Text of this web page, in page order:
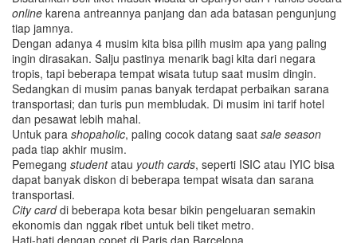
online karena antreannya panjang dan ada batasan pengunjung
tiap jamnya.
Dengan adanya 4 musim kita bisa pilih musim apa yang paling
ingin dirasakan. Salju pastinya menarik bagi kita dari negara
tropis, tapi beberapa tempat wisata tutup saat musim dingin.
Sedangkan di musim panas banyak terdapat perbaikan sarana
transportasi; dan turis pun membludak. Di musim ini tarif hotel
dan pesawat lebih mahal.
Untuk para shopaholic, paling cocok datang saat sale season
pada tiap akhir musim.
Pemegang studentatau youth cards, seperti ISIC atau IYIC bisa
dapat banyak diskon di beberapa tempat wisata dan sarana
transportasi.
City carddi beberapa kota besar bikin pengeluaran semakin
ekonomis dan nggak ribet untuk beli tiket metro.